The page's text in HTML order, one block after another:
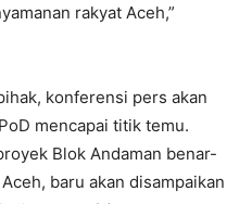
rakyat Aceh,”
konferensi pers akan
mencapai titik temu.
Blok Andaman benar-
baru akan disampaikan